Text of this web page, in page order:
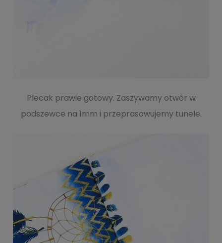
Plecak prawie gotowy. Zaszywamy otwór w
podszewce na 1mm i przeprasowujemy tunele.